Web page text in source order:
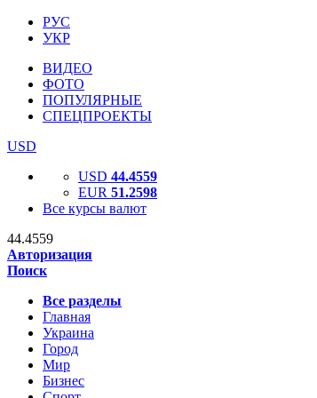
РУС
УКР
ВИДЕО
ФОТО
ПОПУЛЯРНЫЕ
СПЕЦПРОЕКТЫ
USD
USD 44.4559
EUR 51.2598
Все курсы валют
44.4559
Авторизация
Поиск
Все разделы
Главная
Украина
Город
Мир
Бизнес